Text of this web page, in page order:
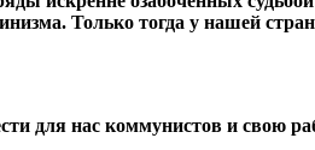
Только тогда у нашей
для нас коммунистов и свою